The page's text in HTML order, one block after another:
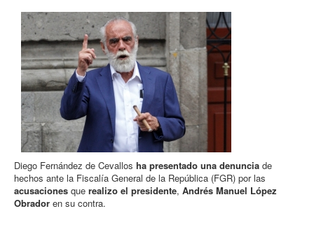
Diego Fernández de Cevallos ha presentado una denuncia de
hechos ante la Fiscalía General de la República (FGR) por las
acusaciones que realizo el presidente, Andrés Manuel López
Obrador en su contra.